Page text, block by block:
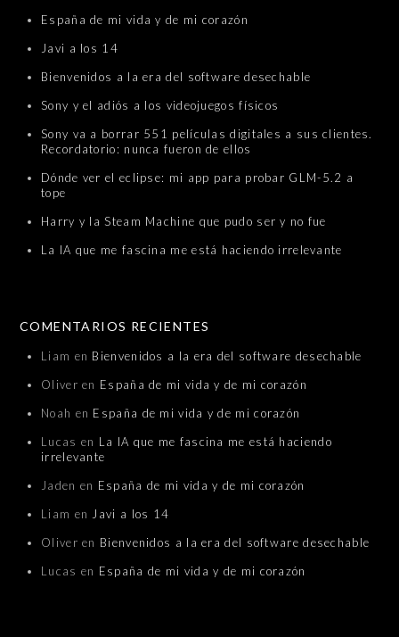
España de mi vida y de mi corazón
Javi a los 14
Bienvenidos a la era del software desechable
Sony y el adiós a los videojuegos físicos
Sony va a borrar 551 películas digitales a sus clientes.
Recordatorio: nunca fueron de ellos
Dónde ver el eclipse: mi app para probar GLM-5.2 a
tope
Harry y la Steam Machine que pudo ser y no fue
La IA que me fascina me está haciendo irrelevante
COMENTARIOS RECIENTES
Liam en Bienvenidos a la era del software desechable
Oliver en España de mi vida y de mi corazón
Noah en España de mi vida y de mi corazón
Lucas en La IA que me fascina me está haciendo
irrelevante
Jaden en España de mi vida y de mi corazón
Liam en Javi a los 14
Oliver en Bienvenidos a la era del software desechable
Lucas en España de mi vida y de mi corazón